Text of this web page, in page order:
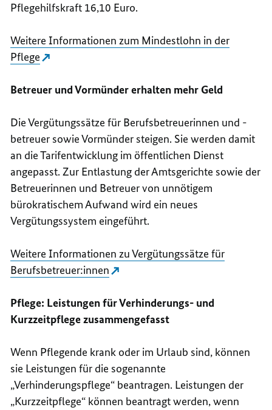
Pflegehilfskraft 16,10 Euro.
Weitere Informationen zum Mindestlohn in der
Pflege
Betreuer und Vormünder erhalten mehr Geld
Die Vergütungssätze für Berufsbetreuerinnen und -
betreuer sowie Vormünder steigen. Sie werden damit
an die Tarifentwicklung im öffentlichen Dienst
angepasst. Zur Entlastung der Amtsgerichte sowie der
Betreuerinnen und Betreuer von unnötigem
bürokratischem Aufwand wird ein neues
Vergütungssystem eingeführt.
Weitere Informationen zu Vergütungssätze für
Berufsbetreuer:innen
Pflege: Leistungen für Verhinderungs- und
Kurzzeitpflege zusammengefasst
Wenn Pflegende krank oder im Urlaub sind, können
sie Leistungen für die sogenannte
„Verhinderungspflege“ beantragen. Leistungen der
„Kurzzeitpflege“ können beantragt werden, wenn